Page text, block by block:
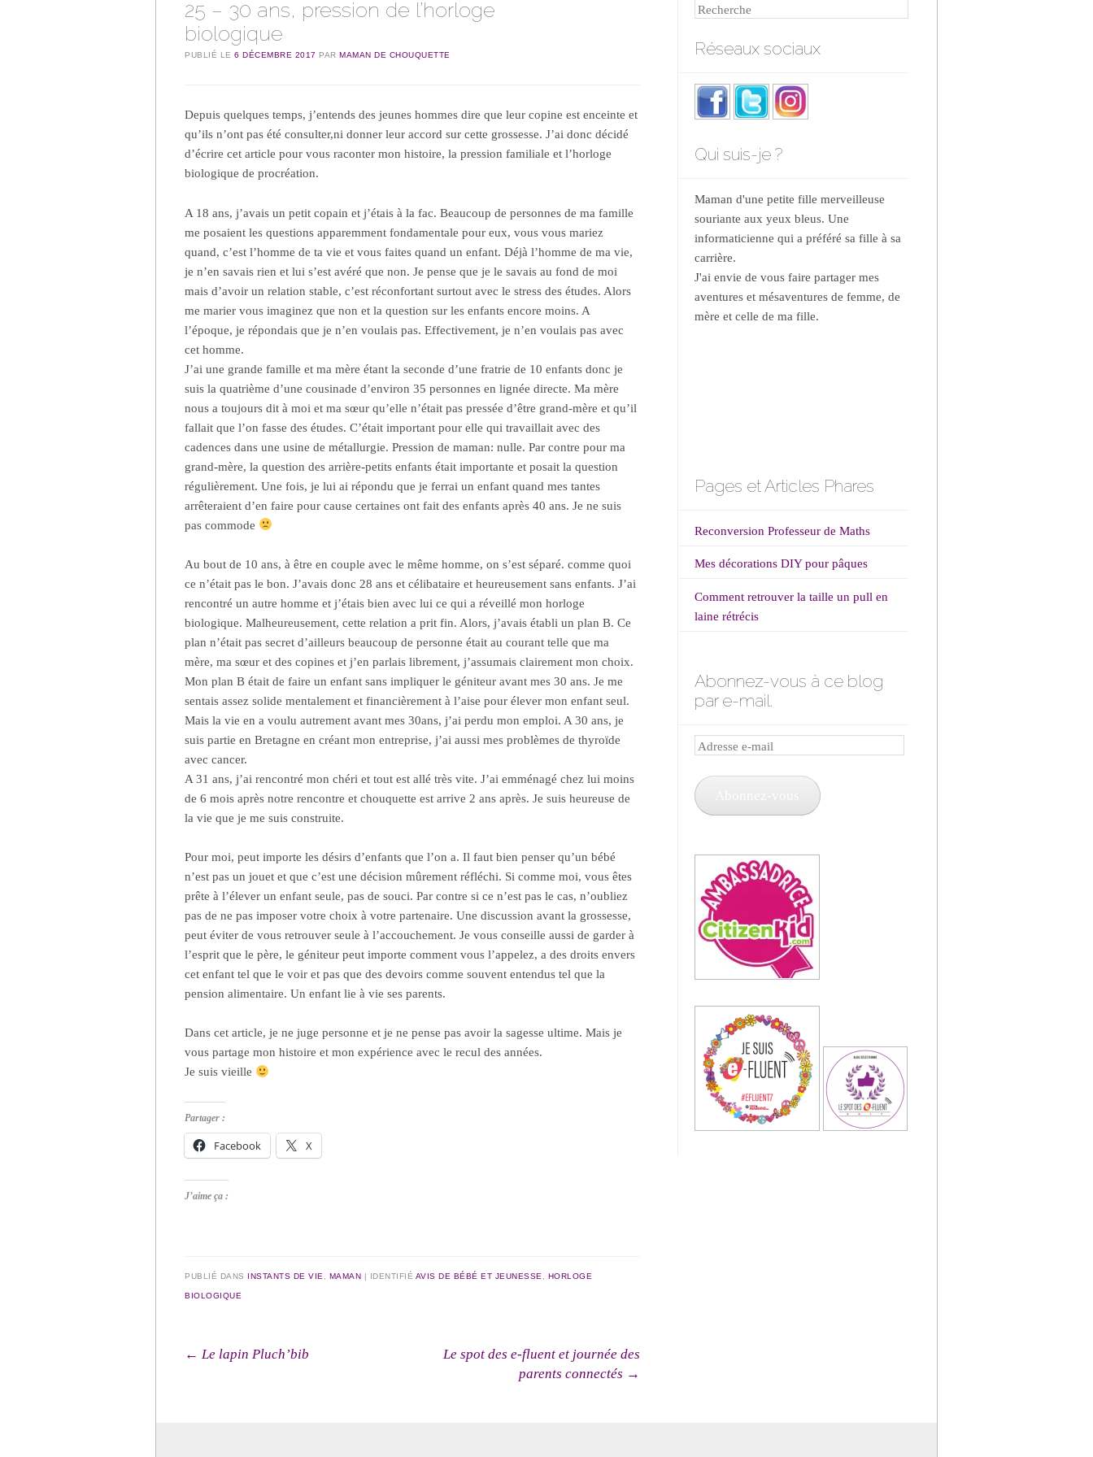
25 – 30 ans, pression de l’horloge
biologique
PUBLIÉ LE 6 DÉCEMBRE 2017 PAR MAMAN DE CHOUQUETTE
Depuis quelques temps, j’entends des jeunes hommes dire que leur copine est enceinte et
qu’ils n’ont pas été consulter,ni donner leur accord sur cette grossesse. J’ai donc décidé
d’écrire cet article pour vous raconter mon histoire, la pression familiale et l’horloge
biologique de procréation.
A 18 ans, j’avais un petit copain et j’étais à la fac. Beaucoup de personnes de ma famille
me posaient les questions apparemment fondamentale pour eux, vous vous mariez
quand, c’est l’homme de ta vie et vous faites quand un enfant. Déjà l’homme de ma vie,
je n’en savais rien et lui s’est avéré que non. Je pense que je le savais au fond de moi
mais d’avoir un relation stable, c’est réconfortant surtout avec le stress des études. Alors
me marier vous imaginez que non et la question sur les enfants encore moins. A
l’époque, je répondais que je n’en voulais pas. Effectivement, je n’en voulais pas avec
cet homme.
J’ai une grande famille et ma mère étant la seconde d’une fratrie de 10 enfants donc je
suis la quatrième d’une cousinade d’environ 35 personnes en lignée directe. Ma mère
nous a toujours dit à moi et ma sœur qu’elle n’était pas pressée d’être grand-mère et qu’il
fallait que l’on fasse des études. C’était important pour elle qui travaillait avec des
cadences dans une usine de métallurgie. Pression de maman: nulle. Par contre pour ma
grand-mère, la question des arrière-petits enfants était importante et posait la question
régulièrement. Une fois, je lui ai répondu que je ferrai un enfant quand mes tantes
arrêteraient d’en faire pour cause certaines ont fait des enfants après 40 ans. Je ne suis
pas commode
Au bout de 10 ans, à être en couple avec le même homme, on s’est séparé. comme quoi
ce n’était pas le bon. J’avais donc 28 ans et célibataire et heureusement sans enfants. J’ai
rencontré un autre homme et j’étais bien avec lui ce qui a réveillé mon horloge
biologique. Malheureusement, cette relation a prit fin. Alors, j’avais établi un plan B. Ce
plan n’était pas secret d’ailleurs beaucoup de personne était au courant telle que ma
mère, ma sœur et des copines et j’en parlais librement, j’assumais clairement mon choix.
Mon plan B était de faire un enfant sans impliquer le géniteur avant mes 30 ans. Je me
sentais assez solide mentalement et financièrement à l’aise pour élever mon enfant seul.
Mais la vie en a voulu autrement avant mes 30ans, j’ai perdu mon emploi. A 30 ans, je
suis partie en Bretagne en créant mon entreprise, j’ai aussi mes problèmes de thyroïde
avec cancer.
A 31 ans, j’ai rencontré mon chéri et tout est allé très vite. J’ai emménagé chez lui moins
de 6 mois après notre rencontre et chouquette est arrive 2 ans après. Je suis heureuse de
la vie que je me suis construite.
Pour moi, peut importe les désirs d’enfants que l’on a. Il faut bien penser qu’un bébé
n’est pas un jouet et que c’est une décision mûrement réfléchi. Si comme moi, vous êtes
prête à l’élever un enfant seule, pas de souci. Par contre si ce n’est pas le cas, n’oubliez
pas de ne pas imposer votre choix à votre partenaire. Une discussion avant la grossesse,
peut éviter de vous retrouver seule à l’accouchement. Je vous conseille aussi de garder à
l’esprit que le père, le géniteur peut importe comment vous l’appelez, a des droits envers
cet enfant tel que le voir et pas que des devoirs comme souvent entendus tel que la
pension alimentaire. Un enfant lie à vie ses parents.
Dans cet article, je ne juge personne et je ne pense pas avoir la sagesse ultime. Mais je
vous partage mon histoire et mon expérience avec le recul des années.
Je suis vieille
Partager :
Facebook X
J’aime ça :
PUBLIÉ DANS INSTANTS DE VIE MAMAN | IDENTIFIÉ AVIS DE BÉBÉ ET JEUNESSE HORLOGE
BIOLOGIQUE
Navigation des articles
← Le lapin Pluch’bib
Le spot des e-fluent et journée des
parents connectés →
Recherche
Réseaux sociaux
Qui suis-je ?
Maman d'une petite fille merveilleuse
souriante aux yeux bleus. Une
informaticienne qui a préféré sa fille à sa
carrière.
J'ai envie de vous faire partager mes
aventures et mésaventures de femme, de
mère et celle de ma fille.
Pages et Articles Phares
Reconversion Professeur de Maths
Mes décorations DIY pour pâques
Comment retrouver la taille un pull en
laine rétrécis
Abonnez-vous à ce blog
par e-mail.
Adresse
mail